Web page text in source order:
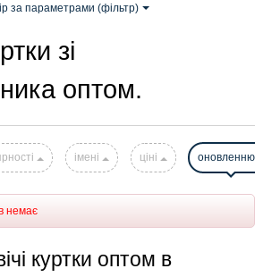
за параметрами (фільтр)
зі
оптом.
імені ціні оновленню
немає
куртки оптом в